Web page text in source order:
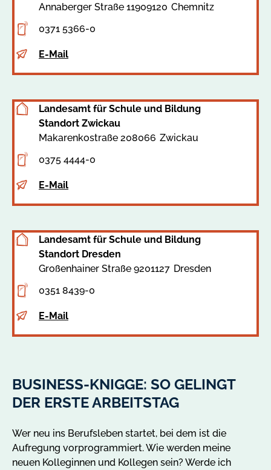
Adresse
Annaberger Straße 11909120 Chemnitz
0371 5366-0
E-Mail
Adresse
Landesamt für Schule und Bildung
Standort Zwickau
Makarenkostraße 208066 Zwickau
0375 4444-0
E-Mail
Adresse
Landesamt für Schule und Bildung
Standort Dresden
Großenhainer Straße 9201127 Dresden
0351 8439-0
E-Mail
BUSINESS-KNIGGE: SO GELINGT
DER ERSTE ARBEITSTAG
Wer neu ins Berufsleben startet, bei dem ist die
Aufregung vorprogrammiert. Wie werden meine
neuen Kolleginnen und Kollegen sein? Werde ich